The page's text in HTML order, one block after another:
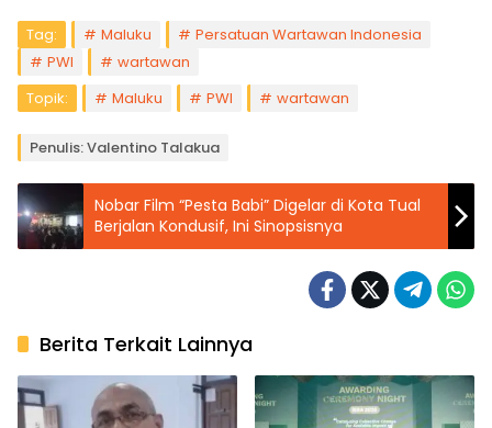
Tag: Maluku
Persatuan Wartawan Indonesia
PWI
wartawan
Topik:
Maluku PWI wartawan
Penulis: Valentino Talakua
Nobar Film “Pesta Babi” Digelar di Kota Tual
Berjalan Kondusif, Ini Sinopsisnya
Berita Terkait Lainnya